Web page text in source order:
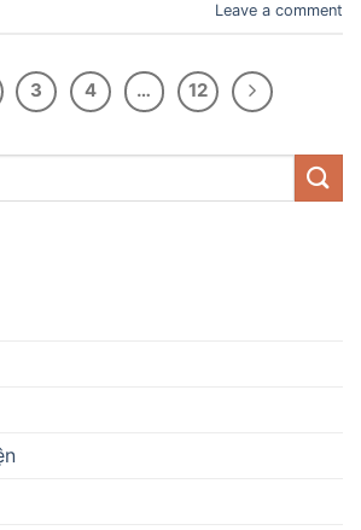
Leave a comment
3 4 … 12